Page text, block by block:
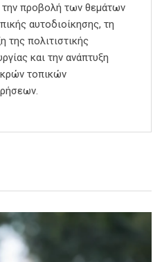
προβολή των θεμάτων
αυτοδιοίκησης, τη
της πολιτιστικής
και την ανάπτυξη
τοπικών